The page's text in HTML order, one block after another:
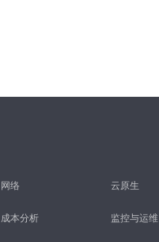
网络 云原生
成本分析 监控与运维